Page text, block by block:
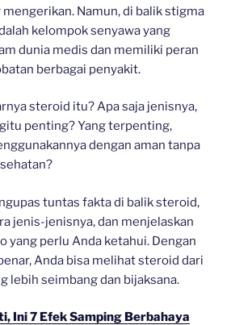
Namun, di balik stigma
kelompok senyawa yang
dunia medis dan memiliki peran
berbagai penyakit.
steroid itu? Apa saja jenisnya,
penting? Yang terpenting,
dengan aman tanpa
tuntas fakta di balik steroid,
jenis-jenisnya, dan menjelaskan
yang perlu Anda ketahui. Dengan
Anda bisa melihat steroid dari
lebih seimbang dan bijaksana.
Ini 7 Efek Samping Berbahaya